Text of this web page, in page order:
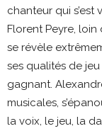
chanteur qui s’est
Florent Peyre,
se révèle
ses qualités de
gagnant.
musicales,
la voix, le jeu, la